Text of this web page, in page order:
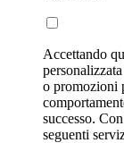
Accettando
o promozioni
successo.
seguenti